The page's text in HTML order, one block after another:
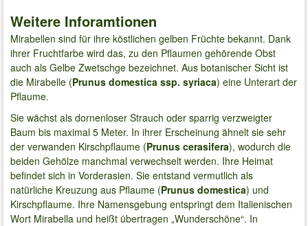
Weitere Inforamtionen
Mirabellen sind für ihre köstlichen gelben Früchte bekannt. Dank
ihrer Fruchtfarbe wird das, zu den Pflaumen gehörende Obst
auch als Gelbe Zwetschge bezeichnet. Aus botanischer Sicht ist
die Mirabelle (Prunus domestica ssp. syriaca) eine Unterart der
Pflaume.
Sie wächst als dornenloser Strauch oder sparrig verzweigter
Baum bis maximal 5 Meter. In ihrer Erscheinung ähnelt sie sehr
der verwanden Kirschpflaume (Prunus cerasifera), wodurch die
beiden Gehölze manchmal verwechselt werden. Ihre Heimat
befindet sich in Vorderasien. Sie entstand vermutlich als
natürliche Kreuzung aus Pflaume (Prunus domestica) und
Kirschpflaume. Ihre Namensgebung entspringt dem Italienischen
Wort Mirabella und heißt übertragen „Wunderschöne“. In